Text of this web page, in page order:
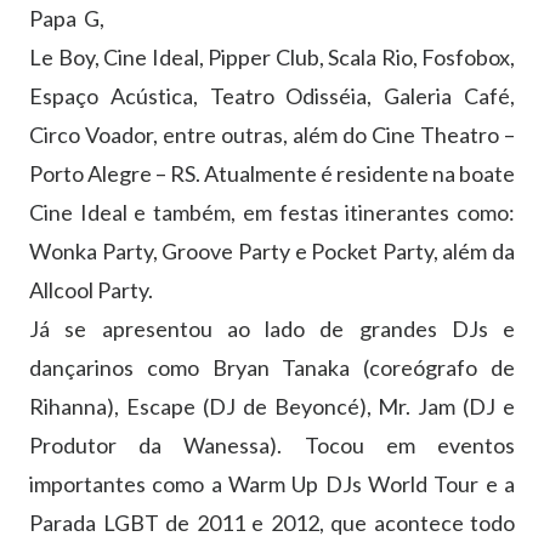
Papa G,
Le Boy, Cine Ideal, Pipper Club, Scala Rio, Fosfobox,
Espaço Acústica, Teatro Odisséia, Galeria Café,
Circo Voador, entre outras, além do Cine Theatro –
Porto Alegre – RS. Atualmente é residente na boate
Cine Ideal e também, em festas itinerantes como:
Wonka Party, Groove Party e Pocket Party, além da
Allcool Party.
Já se apresentou ao lado de grandes DJs e
dançarinos como Bryan Tanaka (coreógrafo de
Rihanna), Escape (DJ de Beyoncé), Mr. Jam (DJ e
Produtor da Wanessa). Tocou em eventos
importantes como a Warm Up DJs World Tour e a
Parada LGBT de 2011 e 2012, que acontece todo